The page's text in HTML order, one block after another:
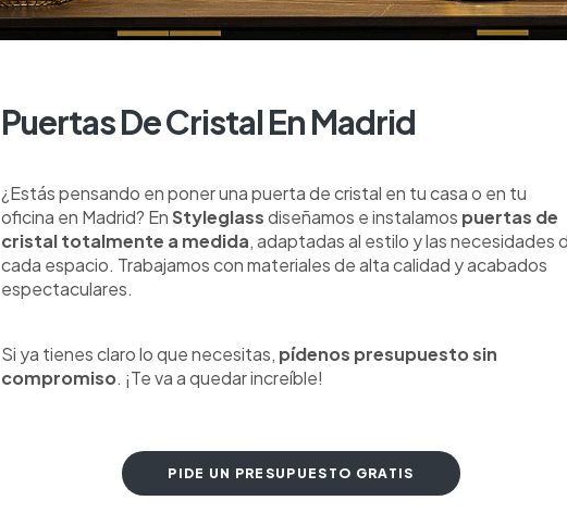
Puertas De Cristal En Madrid
¿Estás pensando en poner una puerta de cristal en tu casa o en tu
oficina en Madrid? EnStyleglassdiseñamos e instalamos puertas de
cristal totalmente a medida, adaptadas al estilo y las necesidades
cada espacio. Trabajamos con materiales de alta calidad y acabados
espectaculares.
Si ya tienes claro lo que necesitas, pídenos presupuesto sin
compromiso. ¡Te va a quedar increíble!
PIDE UN PRESUPUESTO GRATIS